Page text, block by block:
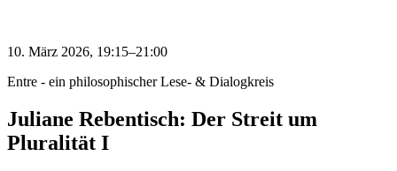
10. März 2026, 19:15–21:00
Entre - ein philosophischer Lese- & Dialogkreis
Juliane Rebentisch: Der Streit um
Pluralität I